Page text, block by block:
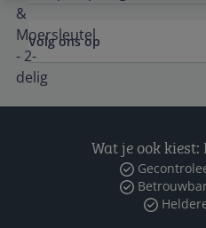
Volg ons op
Wat je ook